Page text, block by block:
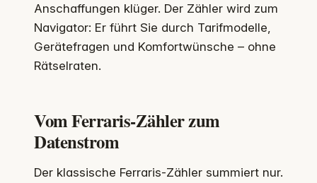
Anschaffungen klüger. Der Zähler wird zum
Navigator: Er führt Sie durch Tarifmodelle,
Gerätefragen und Komfortwünsche – ohne
Rätselraten.
Vom Ferraris-Zähler zum
Datenstrom
Der klassische Ferraris-Zähler summiert nur.